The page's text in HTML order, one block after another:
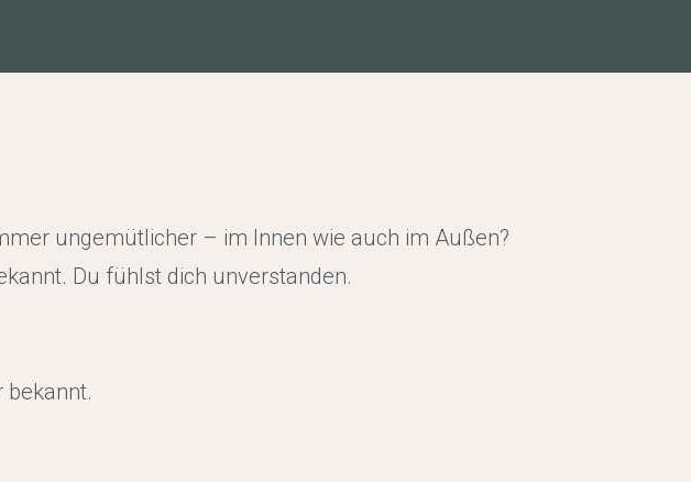
ungemütlicher – im Innen wie auch im Außen?
Du fühlst dich unverstanden.
bekannt.